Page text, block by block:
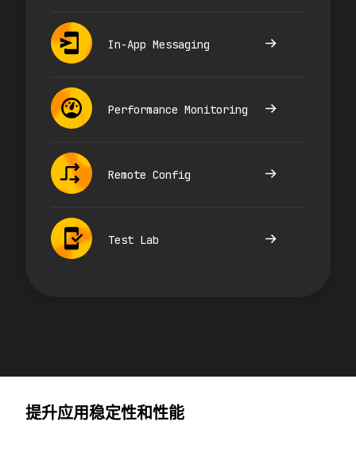
In-App Messaging
Performance Monitoring
Remote Config
Test Lab
提升应用稳定性和性能